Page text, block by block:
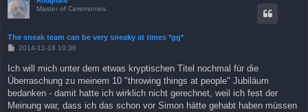
Master of Ceremonies
The sneak team can be very sneaky at times *gg*
B
i
t
r
g
2014-11-18 10:36
Ich will mich unter dem etwas kryptischen Titel nochmal für die
Überraschung zu meinem 10 "throwing things at people" Jubiläum
bedanken - damit hatte ich wirklich nicht gerechnet, weil ich fest der
Meinung war, dass ich das schon vor Simon hätte gehabt haben müssen